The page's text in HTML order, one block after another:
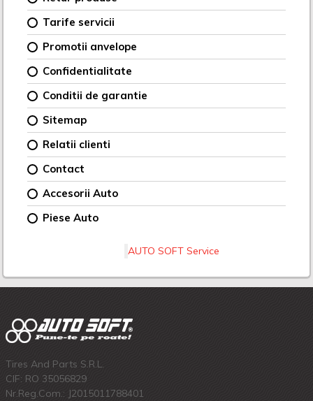
Tarife servicii
Promotii anvelope
Confidentialitate
Conditii de garantie
Sitemap
Relatii clienti
Contact
Accesorii Auto
Piese Auto
AUTO SOFT Service
Tires And Parts S.R.L.
CIF: RO 35056829
Nr.Reg.Com.: J2015011788401